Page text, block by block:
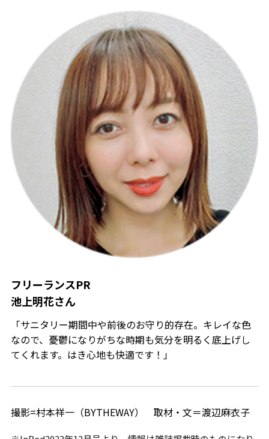
フリーランスPR
池上明花さん
「サニタリー期間中や前後のお守り的存在。キレイな色
なので、憂鬱になりがちな時期も気分を明るく底上げし
てくれます。はき心地も快適です！」
撮影=村本祥一（BYTHEWAY） 取材・文＝渡辺麻衣子